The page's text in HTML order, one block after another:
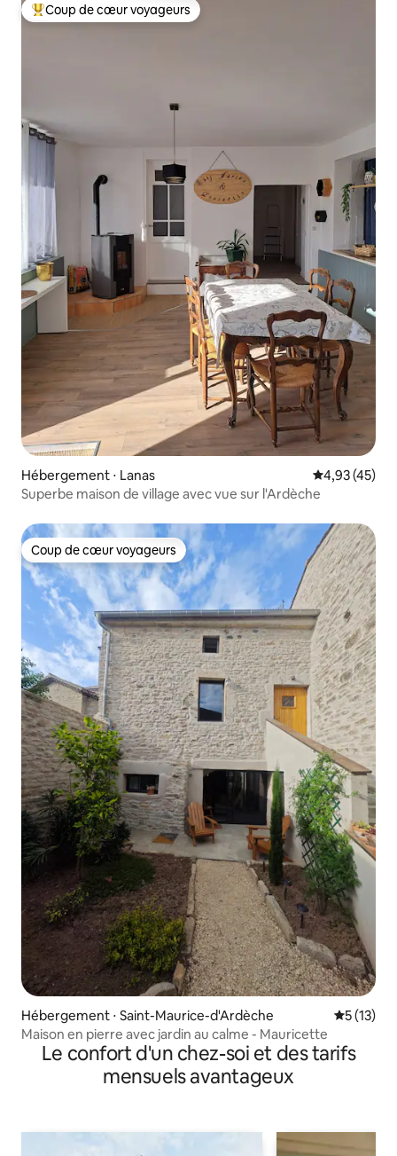
Coups de cœur voyageurs les plus appréciés
Coup de cœur voyageurs
Hébergement ⋅ Lanas Évaluation
4,93 (45)
Superbe maison de village avec vue sur l'Ardèche
Coup de cœur voyageurs
Coup de cœur voyageurs
Hébergement ⋅ Saint-Maurice-d'Ardèche
5 (13)
Maison en pierre avec jardin au calme - Mauricette
Le confort d'un chez-soi et des tarifs
mensuels avantageux